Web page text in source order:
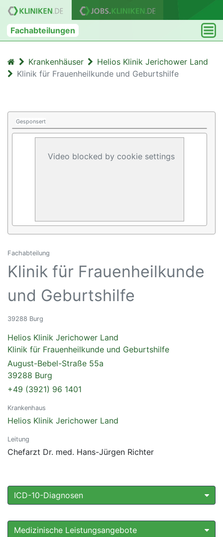
Fachabteilungen
Krankenhäuser
Helios Klinik Jerichower Land
Klinik für Frauenheilkunde und Geburtshilfe
Gesponsert
Video blocked by cookie settings
Fachabteilung
Klinik für Frauenheilkunde
und Geburtshilfe
39288 Burg
Helios Klinik Jerichower Land
Klinik für Frauenheilkunde und Geburtshilfe
August-Bebel-Straße 55a
39288 Burg
+49 (3921) 96 1401
Krankenhaus
Helios Klinik Jerichower Land
Leitung
Chefarzt Dr. med. Hans-Jürgen Richter
ICD-10-Diagnosen
Medizinische Leistungsangebote